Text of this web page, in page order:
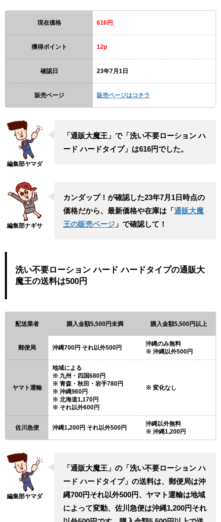
現在価格 616円
獲得ポイント 12p
確認日 23年7月1日
販売ページ 販売ページはコチラ
「通販大魔王」で「洗い不要ローション ハ
ード ハードタイプ」は616円でした。
カンダップ！が確認した23年7月1日時点の
価格だから、最新価格や在庫は「通販大魔
王の販売ページ」で確認して！
洗い不要ローション ハード ハードタイプの通販大
魔王の送料は500円
配送業者 購入金額5,500円未満 購入金額5,500円以上
郵便局 沖縄700円 それ以外500円
沖縄のみ無料
沖縄以外500円
ヤマト運輸
地域による
九州・四国680円
青森・秋田・岩手780円
沖縄960円
北海道1,170円
それ以外600円
変化なし
佐川急便 沖縄1,200円 それ以外500円
沖縄以外無料
沖縄1,200円
「通販大魔王」の「洗い不要ローション ハ
ード ハードタイプ」の送料は、郵便局は沖
縄700円それ以外500円、ヤマト運輸は地域
によって変動、佐川急便は沖縄1,200円それ